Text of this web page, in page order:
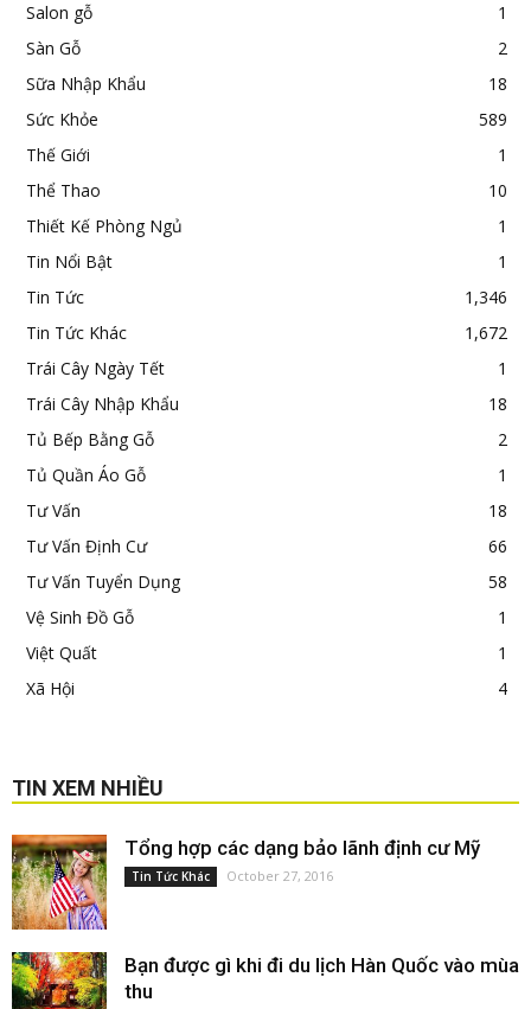
Salon gỗ
1
Sàn Gỗ
2
Sữa Nhập Khẩu
18
Sức Khỏe
589
Thế Giới
1
Thể Thao
10
Thiết Kế Phòng Ngủ
1
Tin Nổi Bật
1
Tin Tức
1,346
Tin Tức Khác
1,672
Trái Cây Ngày Tết
1
Trái Cây Nhập Khẩu
18
Tủ Bếp Bằng Gỗ
2
Tủ Quần Áo Gỗ
1
Tư Vấn
18
Tư Vấn Định Cư
66
Tư Vấn Tuyển Dụng
58
Vệ Sinh Đồ Gỗ
1
Việt Quất
1
Xã Hội
4
TIN XEM NHIỀU
Tổng hợp các dạng bảo lãnh định cư Mỹ
Tin Tức Khác October 27, 2016
Bạn được gì khi đi du lịch Hàn Quốc vào mùa
thu